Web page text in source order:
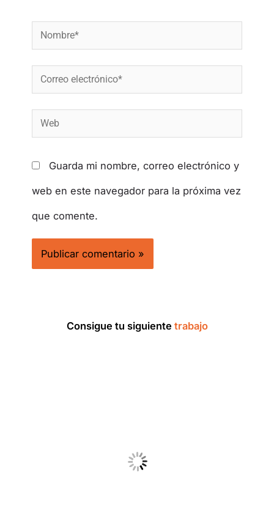
Guarda mi nombre, correo electrónico y
web en este navegador para la próxima vez
que comente.
Consigue tu siguiente trabajo